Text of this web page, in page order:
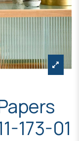
173-01